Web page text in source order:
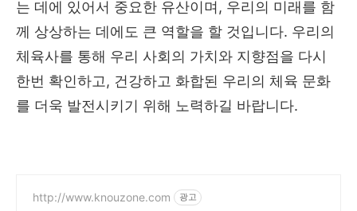
는 데에 있어서 중요한 유산이며, 우리의 미래를 함
께 상상하는 데에도 큰 역할을 할 것입니다. 우리의
체육사를 통해 우리 사회의 가치와 지향점을 다시
한번 확인하고, 건강하고 화합된 우리의 체육 문화
를 더욱 발전시키기 위해 노력하길 바랍니다.
http://www.knouzone.com 광고